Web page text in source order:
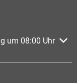
um 08:00 Uhr